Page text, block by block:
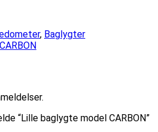
, Baglygter
“Lille baglygte model CARBON”